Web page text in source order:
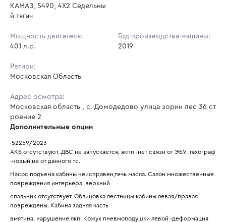
КАМАЗ, 5490, 4X2 Седельны
й тягач
Мощность двигателя:
401 л.с.
Год производства машины:
2019
Регион:
Московская Область
Адрес осмотра:
Московская область , с. Домодедово улица зорин лес 36 ст
роение 2
Дополнительные опции
52259/2023
АКБ отсутствуют. ДВС не запускается, акпп -нет связи от ЭБУ, тахограф
-новый,не от данного тс.
Насос подъема кабины неисправен,течь масла. Салон множественные
повреждения интерьера, верхний
спальник отсутствует. Облицовка лестницы кабины левая/правая
повреждены. Кабина задняя часть
вмятина, нарушение лкп. Кожух пневмоподушки левой -деформация